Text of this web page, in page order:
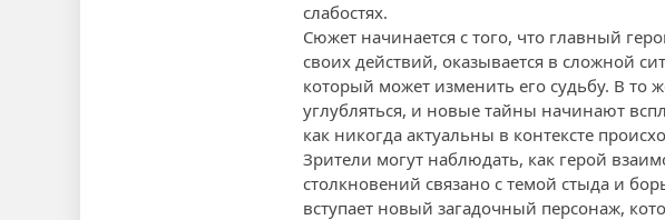
слабостях.
Сюжет начинается с того, что главный
своих действий, оказывается в сложной
который может изменить его судьбу. В
углубляться, и новые тайны начинают
как никогда актуальны в контексте
Зрители могут наблюдать, как герой
столкновений связано с темой стыда и
вступает новый загадочный персонаж,